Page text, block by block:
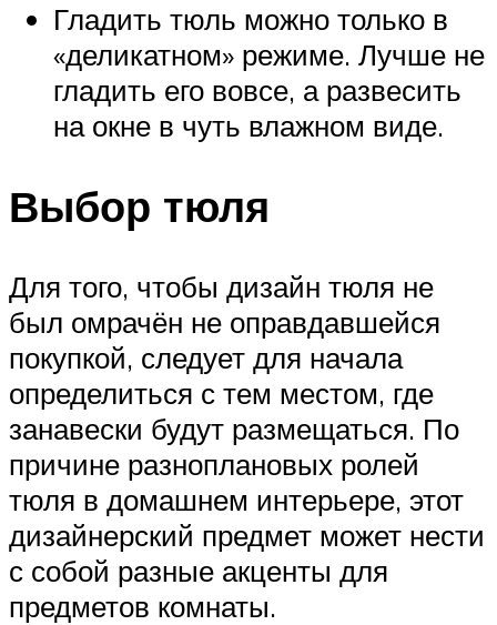
Гладить тюль можно только в
«деликатном» режиме. Лучше не
гладить его вовсе, а развесить
на окне в чуть влажном виде.
Выбор тюля
Для того, чтобы дизайн тюля не
был омрачён не оправдавшейся
покупкой, следует для начала
определиться с тем местом, где
занавески будут размещаться. По
причине разноплановых ролей
тюля в домашнем интерьере, этот
дизайнерский предмет может нести
с собой разные акценты для
предметов комнаты.